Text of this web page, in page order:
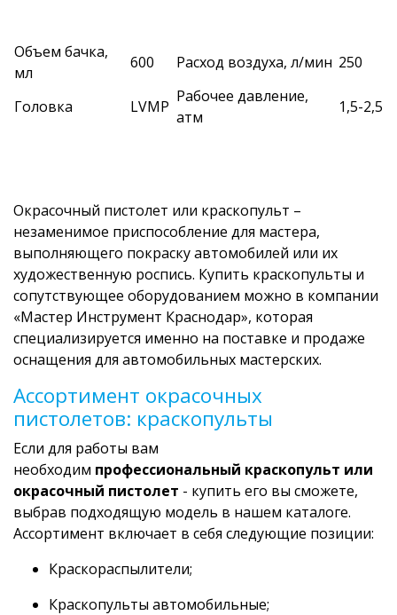
Объем бачка,
мл
600 Расход воздуха, л/мин 250
Головка LVMP
Рабочее давление,
атм
1,5-2,5
Окрасочный пистолет или краскопульт –
незаменимое приспособление для мастера,
выполняющего покраску автомобилей или их
художественную роспись. Купить краскопульты и
сопутствующее оборудованием можно в компании
«Мастер Инструмент Краснодар», которая
специализируется именно на поставке и продаже
оснащения для автомобильных мастерских.
Ассортимент окрасочных
пистолетов: краскопульты
Если для работы вам
необходим профессиональный краскопульт или
окрасочный пистолет - купить его вы сможете,
выбрав подходящую модель в нашем каталоге.
Ассортимент включает в себя следующие позиции:
Краскораспылители;
Краскопульты автомобильные;